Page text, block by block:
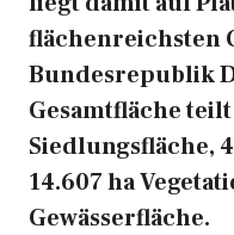
flächenreichsten
Bundesrepublik
Gesamtfläche
Siedlungsfläche,
14.607 ha
Gewässerfläche.